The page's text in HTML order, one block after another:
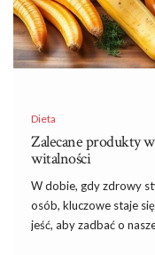
Dieta
Zalecane produkty
witalności
W dobie, gdy zdrowy
osób, kluczowe staje
jeść, aby zadbać o